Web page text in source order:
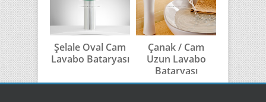
Şelale Oval Cam
Lavabo Bataryası
Çanak / Cam
Uzun Lavabo
Bataryası
Çanak